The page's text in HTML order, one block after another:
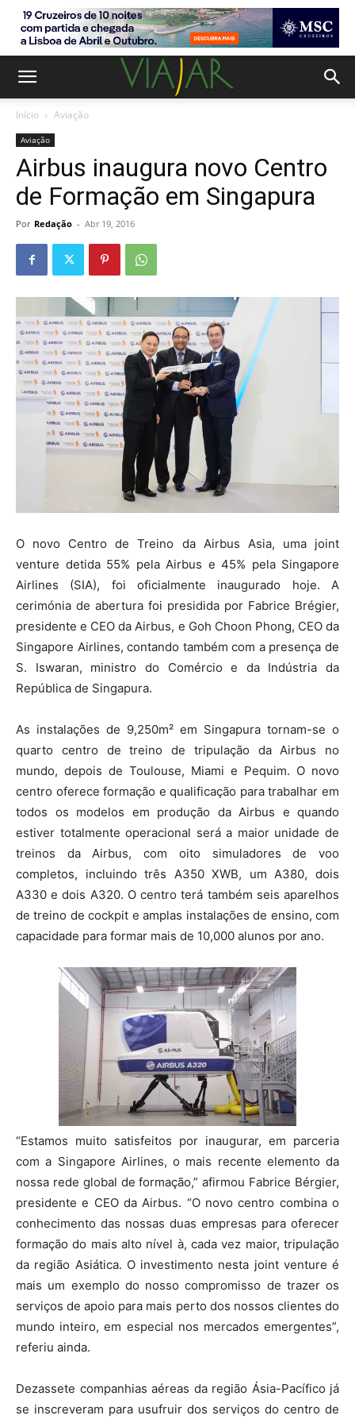
Início Aviação
Aviação
Airbus inaugura novo Centro
de Formação em Singapura
Por Redação - Abr 19, 2016
O novo Centro de Treino da Airbus Asia, uma joint
venture detida 55% pela Airbus e 45% pela Singapore
Airlines (SIA), foi oficialmente inaugurado hoje. A
cerimónia de abertura foi presidida por Fabrice Brégier,
presidente e CEO da Airbus, e Goh Choon Phong, CEO da
Singapore Airlines, contando também com a presença de
S. Iswaran, ministro do Comércio e da Indústria da
República de Singapura.
As instalações de 9,250m² em Singapura tornam-se o
quarto centro de treino de tripulação da Airbus no
mundo, depois de Toulouse, Miami e Pequim. O novo
centro oferece formação e qualificação para trabalhar em
todos os modelos em produção da Airbus e quando
estiver totalmente operacional será a maior unidade de
treinos da Airbus, com oito simuladores de voo
completos, incluindo três A350 XWB, um A380, dois
A330 e dois A320. O centro terá também seis aparelhos
de treino de cockpit e amplas instalações de ensino, com
capacidade para formar mais de 10,000 alunos por ano.
“Estamos muito satisfeitos por inaugurar, em parceria
com a Singapore Airlines, o mais recente elemento da
nossa rede global de formação,” afirmou Fabrice Bérgier,
presidente e CEO da Airbus. “O novo centro combina o
conhecimento das nossas duas empresas para oferecer
formação do mais alto nível à, cada vez maior, tripulação
da região Asiática. O investimento nesta joint venture é
mais um exemplo do nosso compromisso de trazer os
serviços de apoio para mais perto dos nossos clientes do
mundo inteiro, em especial nos mercados emergentes”,
referiu ainda.
Dezassete companhias aéreas da região Ásia-Pacífico já
se inscreveram para usufruir dos serviços do centro de